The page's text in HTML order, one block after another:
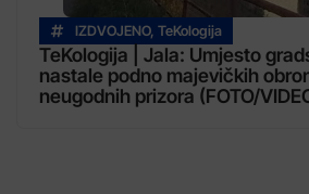
IZDVOJENO, TeKologija
TeKologija | Jala: Umjesto
nastale podno majevičkih
neugodnih prizora (FOTO/